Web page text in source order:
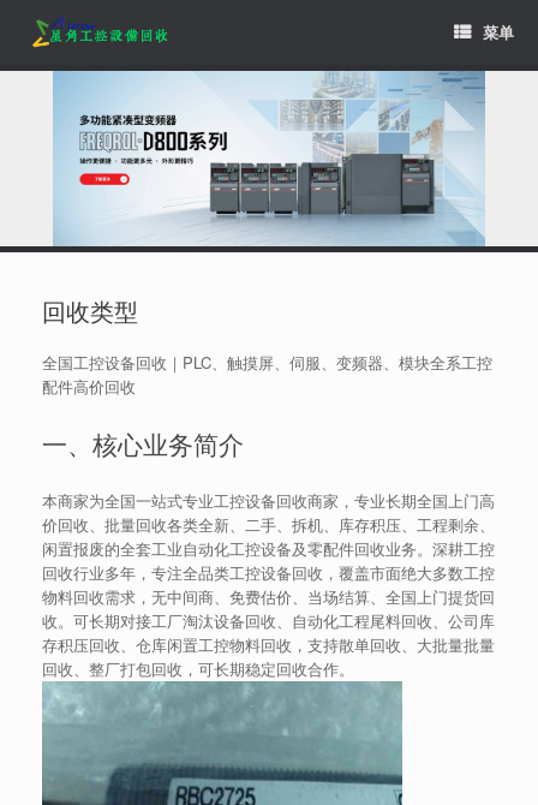
content
菜单
回收类型
全国工控设备回收｜PLC、触摸屏、伺服、变频器、模块全系工控
配件高价回收
一、核心业务简介
本商家为全国一站式专业工控设备回收商家，专业长期全国上门高
价回收、批量回收各类全新、二手、拆机、库存积压、工程剩余、
闲置报废的全套工业自动化工控设备及零配件回收业务。深耕工控
回收行业多年，专注全品类工控设备回收，覆盖市面绝大多数工控
物料回收需求，无中间商、免费估价、当场结算、全国上门提货回
收。可长期对接工厂淘汰设备回收、自动化工程尾料回收、公司库
存积压回收、仓库闲置工控物料回收，支持散单回收、大批量批量
回收、整厂打包回收，可长期稳定回收合作。